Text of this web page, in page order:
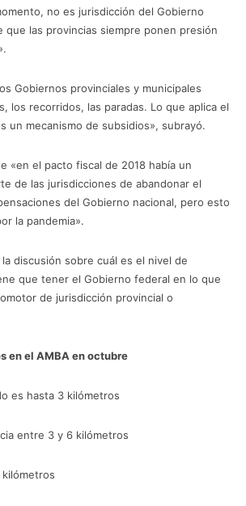
no es jurisdicción del Gobierno
que las provincias siempre ponen presión
Gobiernos provinciales y municipales
los recorridos, las paradas. Lo que aplica el
un mecanismo de subsidios», subrayó.
«en el pacto fiscal de 2018 había un
de las jurisdicciones de abandonar el
del Gobierno nacional, pero esto
la pandemia».
discusión sobre cuál es el nivel de
que tener el Gobierno federal en lo que
de jurisdicción provincial o
en el AMBA en octubre
es hasta 3 kilómetros
entre 3 y 6 kilómetros